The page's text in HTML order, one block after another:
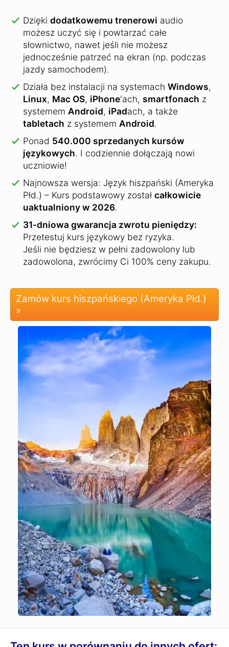
Dzięki dodatkowemu trenerowi audio
możesz uczyć się i powtarzać całe
słownictwo, nawet jeśli nie możesz
jednocześnie patrzeć na ekran (np. podczas
jazdy samochodem).
Działa bez instalacji na systemach Windows,
Linux, Mac OS, iPhone'ach, smartfonach z
systemem Android, iPadach, a także
tabletach z systemem Android.
Ponad 540.000 sprzedanych kursów
językowych. I codziennie dołączają nowi
uczniowie!
Najnowsza wersja: Język hiszpański (Ameryka
Płd.) – Kurs podstawowy został całkowicie
uaktualniony w 2026.
31-dniowa gwarancja zwrotu pieniędzy:
Przetestuj kurs językowy bez ryzyka.
Jeśli nie będziesz w pełni zadowolony lub
zadowolona, zwrócimy Ci 100% ceny zakupu.
Zamów kurs hiszpańskiego (Ameryka Płd.)
»